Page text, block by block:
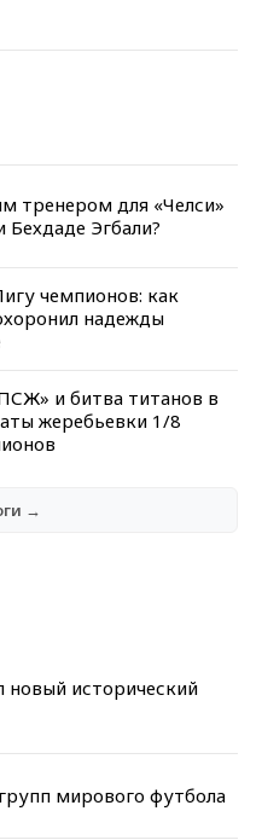
тренером для «Челси»
Бехдаде Эгбали?
чемпионов: как
надежды
и битва титанов в
жеребьевки 1/8
→
новый исторический
мирового футбола